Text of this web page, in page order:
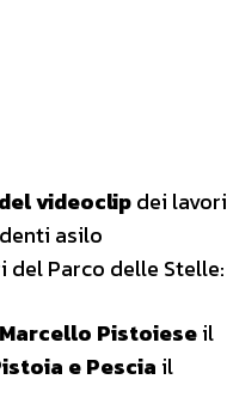
videoclipdei lavori
asilo
Parco delle Stelle:
Pistoieseil
e Pescia il